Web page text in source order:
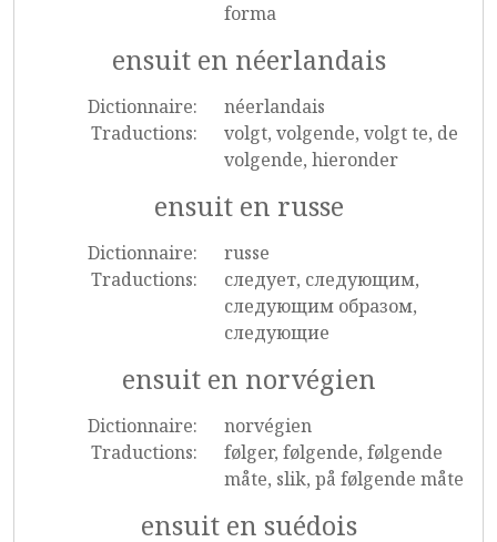
forma
ensuit en néerlandais
Dictionnaire:
néerlandais
Traductions:
volgt, volgende, volgt te, de
volgende, hieronder
ensuit en russe
Dictionnaire:
russe
Traductions:
следует, следующим,
следующим образом,
следующие
ensuit en norvégien
Dictionnaire:
norvégien
Traductions:
følger, følgende, følgende
måte, slik, på følgende måte
ensuit en suédois